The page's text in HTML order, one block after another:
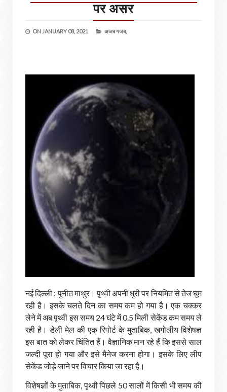
पर असर
ON JANUARY 08, 2021 अजब गजब,
नई दिल्ली : पुनीत माथुर। पृथ्वी अपनी धुरी पर नियमित से तेज घूम
रही है। इसके चलते दिन का समय कम हो गया है। एक चक्कर
लेने में अब पृथ्वी इस समय 24 घंटे में 0.5 मिली सेकेंड कम समय ले
रही है। डेली मेल की एक रिपोर्ट के मुताबिक, खगोलीय विशेषज्ञ
इस बात को लेकर चिंतित हैं। वैज्ञानिक मान रहे हैं कि इससे साल
जल्दी पूरा हो गया और इसे मैनेज करना होगा। इसके लिए लीप
सेकेंड जोड़े जाने पर विचार किया जा रहा है।
विशेषज्ञों के मुताबिक, पृथ्वी पिछले 50 सालों में किसी भी समय की